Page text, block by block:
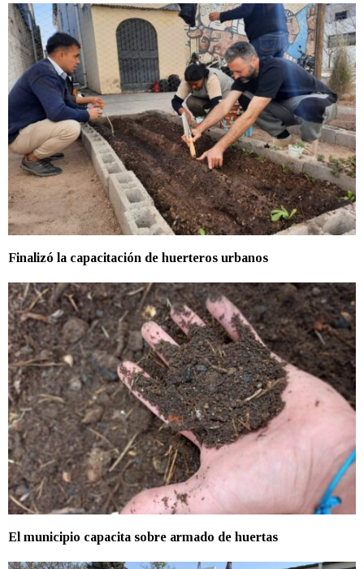
Finalizó la capacitación de huerteros urbanos
El municipio capacita sobre armado de huertas